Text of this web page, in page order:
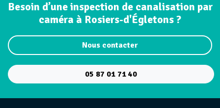
Besoin d’une inspection de canalisation par
caméra à Rosiers-d'Égletons ?
Nous contacter
05 87 01 71 40